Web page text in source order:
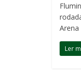
Arena
Ler